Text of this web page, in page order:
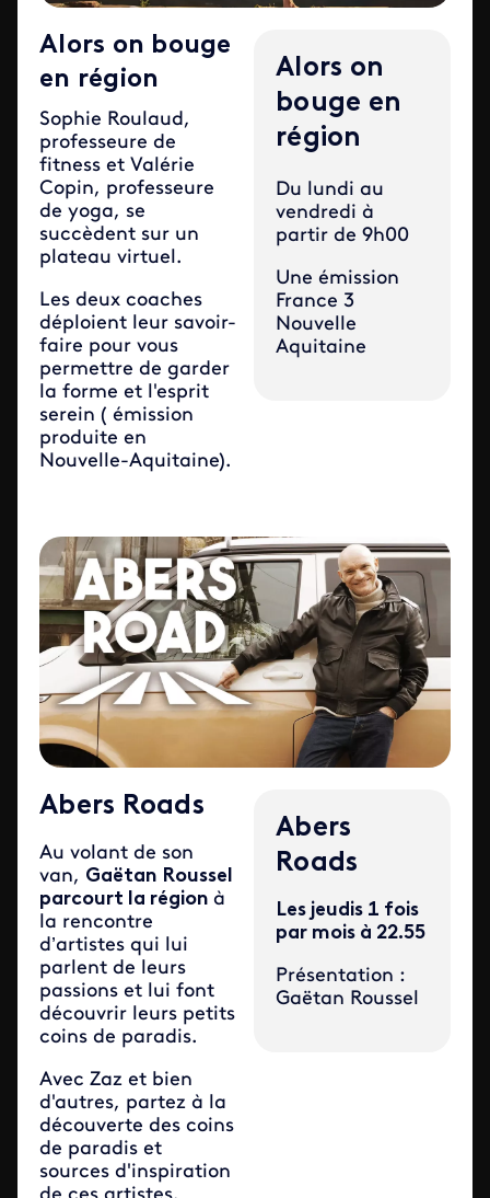
Alors on bouge
en région
Sophie Roulaud,
professeure de
fitness et Valérie
Copin, professeure
de yoga, se
succèdent sur un
plateau virtuel.
Les deux coaches
déploient leur savoir-
faire pour vous
permettre de garder
la forme et l'esprit
serein ( émission
produite en
Nouvelle-Aquitaine).
Alors on
bouge en
région
Du lundi au
vendredi à
partir de 9h00
Une émission
France 3
Nouvelle
Aquitaine
Abers Roads
Au volant de son
van, Gaëtan Roussel
parcourt la région à
la rencontre
d’artistes qui lui
parlent de leurs
passions et lui font
découvrir leurs petits
coins de paradis.
Avec Zaz et bien
d'autres, partez à la
découverte des coins
de paradis et
sources d'inspiration
Abers
Roads
Les jeudis 1 fois
par mois à 22.55
Présentation :
Gaëtan Roussel